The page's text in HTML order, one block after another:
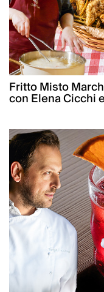
Fritto Misto
con Elena Cicchi